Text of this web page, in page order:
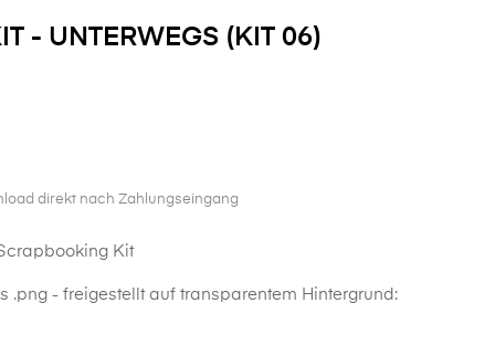
- UNTERWEGS (KIT 06)
direkt nach Zahlungseingang
Kit
.png - freigestellt auf transparentem Hintergrund: